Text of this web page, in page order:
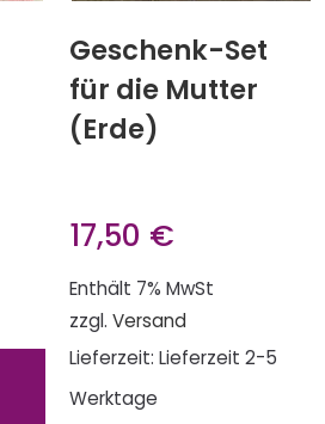
Geschenk-Set
für die Mutter
(Erde)
17,50 €
Enthält 7% MwSt
zzgl. Versand
Lieferzeit: Lieferzeit 2-5
Werktage